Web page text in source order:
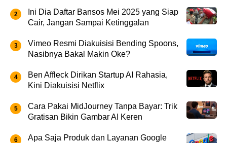
Ini Dia Daftar Bansos Mei 2025 yang Siap
Cair, Jangan Sampai Ketinggalan
Vimeo Resmi Diakuisisi Bending Spoons,
Nasibnya Bakal Makin Oke?
Ben Affleck Dirikan Startup AI Rahasia,
Kini Diakuisisi Netflix
Cara Pakai MidJourney Tanpa Bayar: Trik
Gratisan Bikin Gambar AI Keren
Apa Saja Produk dan Layanan Google